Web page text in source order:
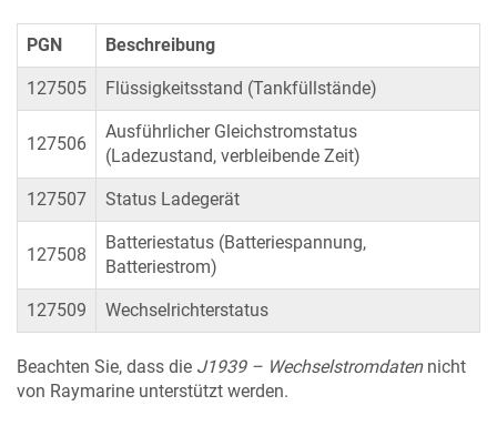
PGN Beschreibung
127505 Flüssigkeitsstand (Tankfüllstände)
127506
Ausführlicher Gleichstromstatus
(Ladezustand, verbleibende Zeit)
127507 Status Ladegerät
127508
Batteriestatus (Batteriespannung,
Batteriestrom)
127509 Wechselrichterstatus
Beachten Sie, dass die J1939 – Wechselstromdatennicht
von Raymarine unterstützt werden.